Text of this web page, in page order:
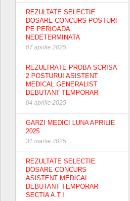
REZULTATE SELECTIE
DOSARE CONCURS POSTURI
PE PERIOADA
NEDETERMINATA
07 aprilie 2025
REZULTRATE PROBA SCRISA
2 POSTURUI ASISTENT
MEDICAL GENERALIST
DEBUTANT TEMPORAR
04 aprilie 2025
GARZI MEDICI LUNA APRILIE
2025
31 martie 2025
REZULTATE SELECTIE
DOSARE CONCURS
ASISTENT MEDICAL
DEBUTANT TEMPORAR
SECTIA A.T.I